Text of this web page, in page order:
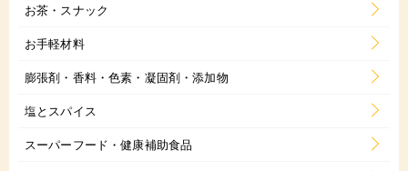
お茶・スナック
お手軽材料
膨張剤・香料・色素・凝固剤・添加物
塩とスパイス
スーパーフード・健康補助食品